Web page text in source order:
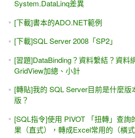
Web Service入門 #9，SoapException
Web Service入門 #2，呼叫現成的
來用
[中文翻譯] ASP.NET 5 概觀
Tom FitzMacken 2014/11/12)
實戰ASP.NET MVC 1.0 #3，新增一
該學ASP或是ASP.NET？....從「驚見
VS 2017上面找不到 .NET 4.7 ?